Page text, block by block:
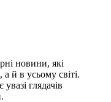
новини, які
а й в усьому світі.
глядачів